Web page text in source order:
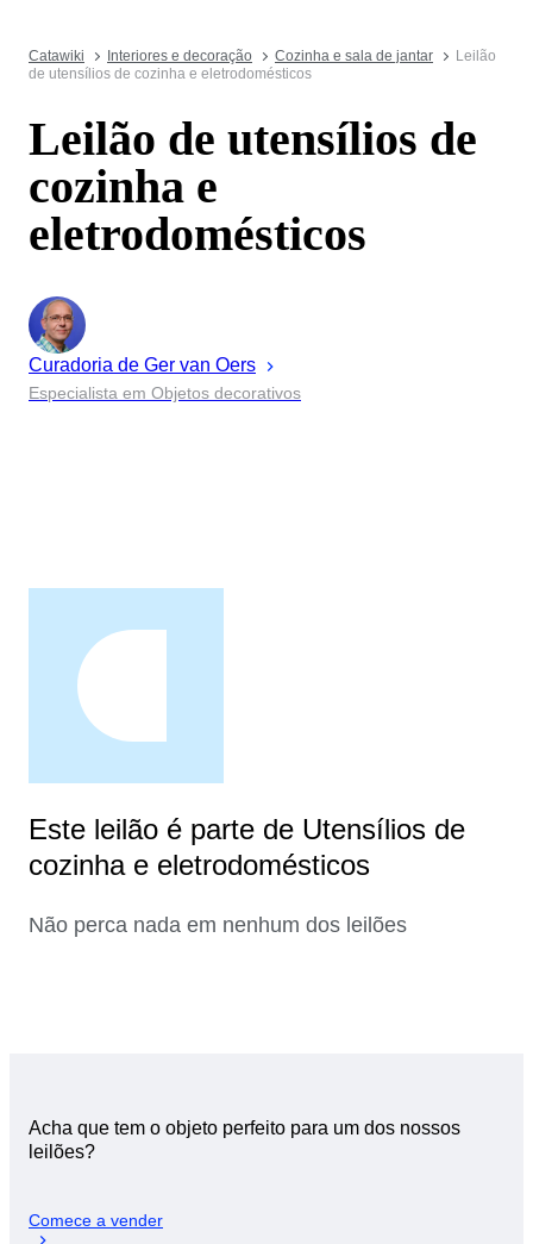
Catawiki Interiores e decoração Cozinha e sala de jantar
Leilão
de utensílios de cozinha e eletrodomésticos
Leilão de utensílios de
cozinha e
eletrodomésticos
Curadoria de Ger van Oers
Especialista em Objetos decorativos
Este leilão é parte de Utensílios de
cozinha e eletrodomésticos
Não perca nada em nenhum dos leilões
Acha que tem o objeto perfeito para um dos nossos
leilões?
Comece a vender